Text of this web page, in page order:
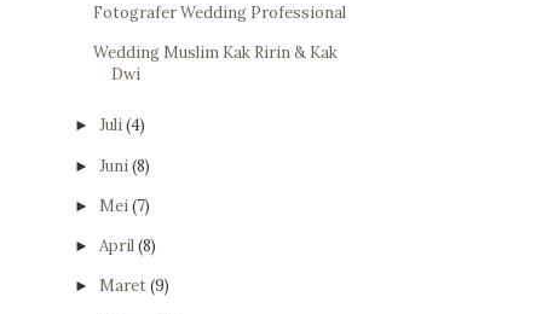
Fotografer Wedding Professional
Wedding Muslim Kak Ririn & Kak
Dwi
► Juli(4)
► Juni(8)
► Mei(7)
► April(8)
► Maret(9)